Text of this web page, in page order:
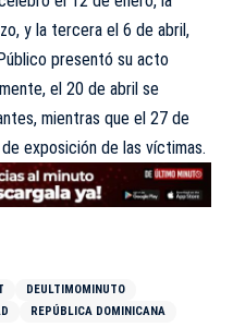
y la tercera el 6 de abril,
presentó su acto
el 20 de abril se
mientras que el 27 de
exposición de las víctimas.
DEULTIMOMINUTO
REPÚBLICA DOMINICANA